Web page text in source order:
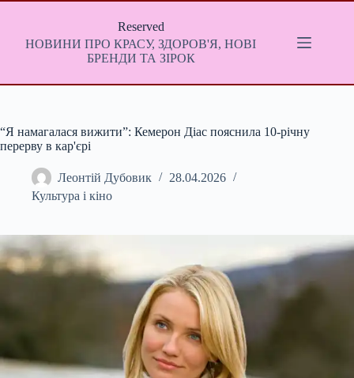
Перейти
Reserved
НОВИНИ ПРО КРАСУ, ЗДОРОВ'Я, НОВІ
БРЕНДИ ТА ЗІРОК
“Я намагалася вижити”: Кемерон Діас пояснила 10-річну
перерву в кар'єрі
Леонтій Дубовик
28.04.2026
Культура і кіно